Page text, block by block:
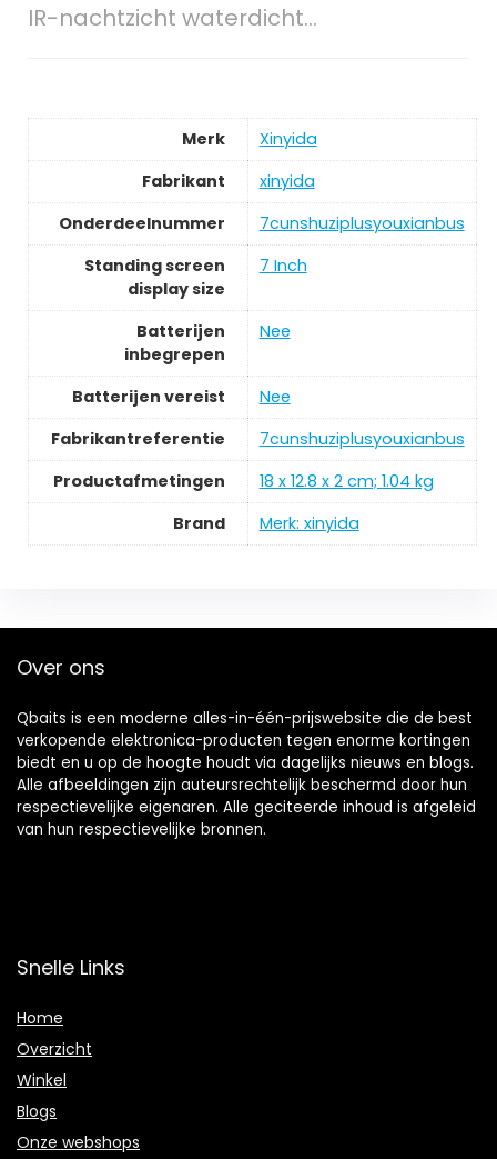
IR-nachtzicht waterdicht…
Merk
Xinyida
Fabrikant
xinyida
Onderdeelnummer
7cunshuziplusyouxianbus
Standing screen
display size
7 Inch
Batterijen
inbegrepen
Nee
Batterijen vereist
Nee
Fabrikantreferentie
7cunshuziplusyouxianbus
Productafmetingen
18 x 12.8 x 2 cm; 1.04 kg
Brand
Merk: xinyida
Over ons
Qbaits is een moderne alles-in-één-prijswebsite die de best
verkopende elektronica-producten tegen enorme kortingen
biedt en u op de hoogte houdt via dagelijks nieuws en blogs.
Alle afbeeldingen zijn auteursrechtelijk beschermd door hun
respectievelijke eigenaren. Alle geciteerde inhoud is afgeleid
van hun respectievelijke bronnen.
Snelle Links
Home
Overzicht
Winkel
Blogs
Onze webshops